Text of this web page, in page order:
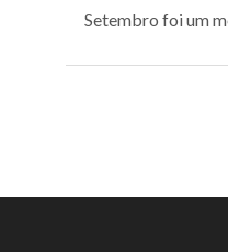
Setembro foi um